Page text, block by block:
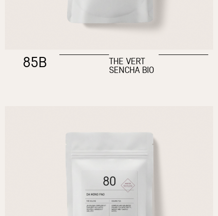
85B THE VERT
SENCHA BIO